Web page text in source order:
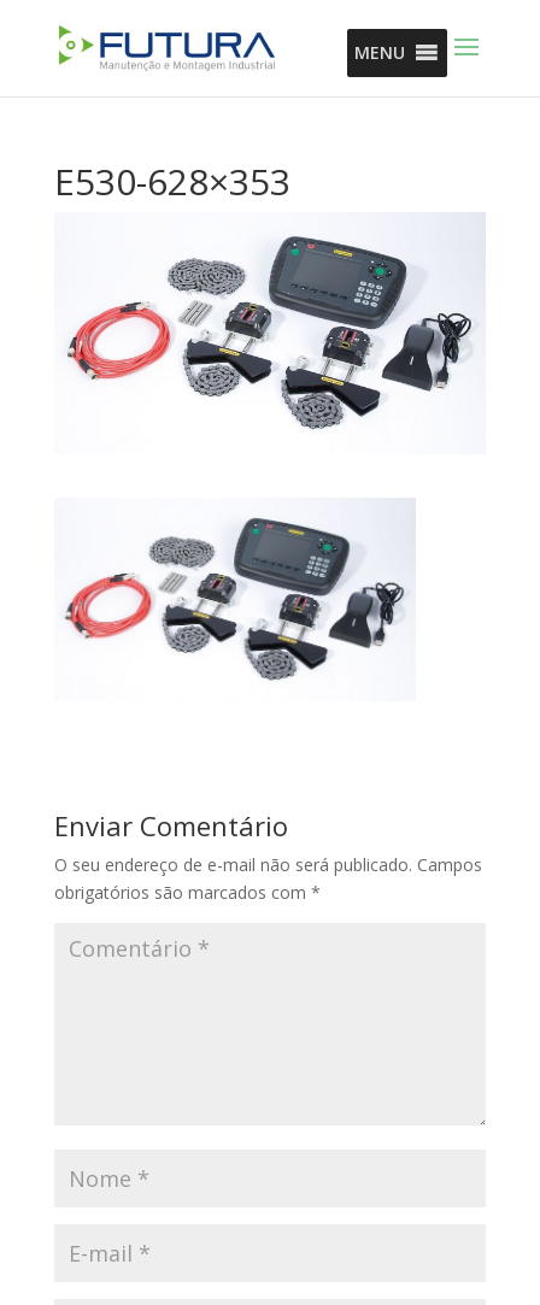
MENU
E530-628×353
Enviar Comentário
O seu endereço de e-mail não será publicado. Campos
obrigatórios são marcados com *